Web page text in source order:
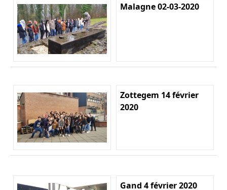
Malagne 02-03-2020
Zottegem 14 février
2020
Gand 4 février 2020